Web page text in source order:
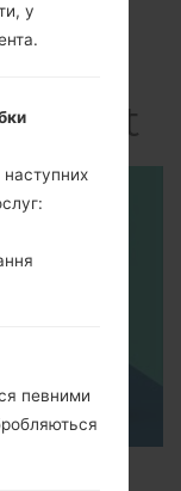
Chat
у
наступних
певними